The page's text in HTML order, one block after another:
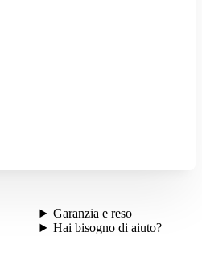
Garanzia e reso
Hai bisogno di aiuto?